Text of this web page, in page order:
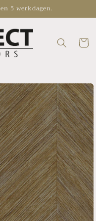
5 werkdagen.
Cart